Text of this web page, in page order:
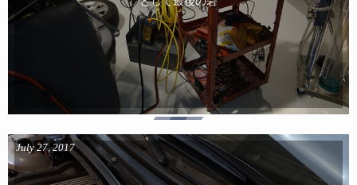
July 27,2017